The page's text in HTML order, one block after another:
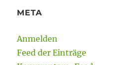
META
Anmelden
Feed der Einträge